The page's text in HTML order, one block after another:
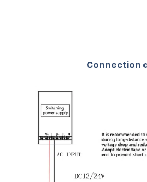
Connection